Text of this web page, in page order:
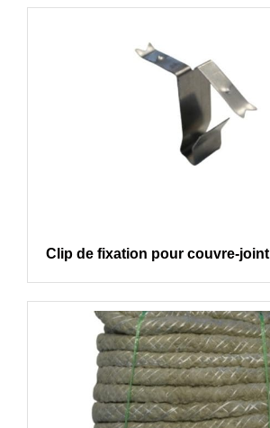
Clip de fixation pour couvre-joint